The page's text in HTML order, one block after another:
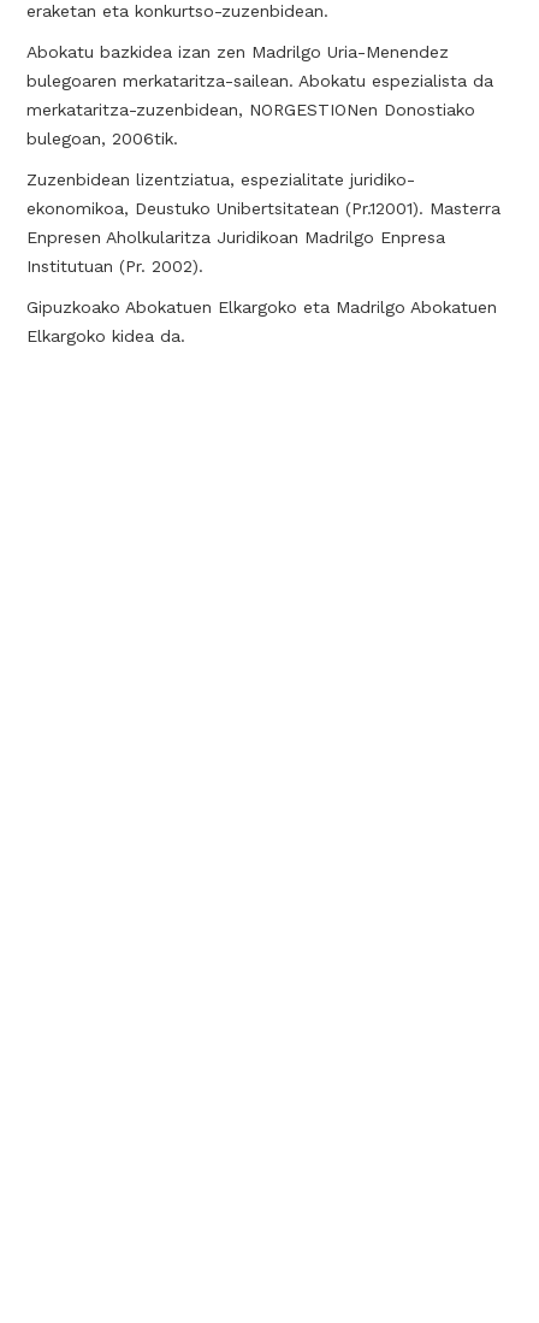
eraketan eta konkurtso-zuzenbidean.
Abokatu bazkidea izan zen Madrilgo Uria-Menendez
bulegoaren merkataritza-sailean. Abokatu espezialista da
merkataritza-zuzenbidean, NORGESTIONen Donostiako
bulegoan, 2006tik.
Zuzenbidean lizentziatua, espezialitate juridiko-
ekonomikoa, Deustuko Unibertsitatean (Pr.12001). Masterra
Enpresen Aholkularitza Juridikoan Madrilgo Enpresa
Institutuan (Pr. 2002).
Gipuzkoako Abokatuen Elkargoko eta Madrilgo Abokatuen
Elkargoko kidea da.